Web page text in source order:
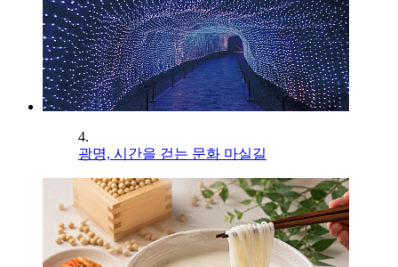
4.
광명, 시간을 걷는 문화 마실길